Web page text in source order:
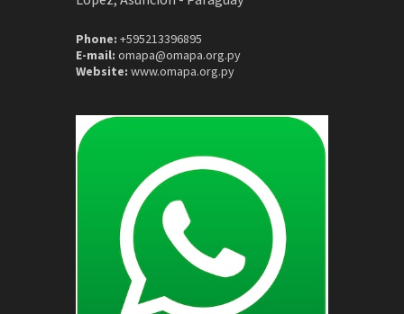
Phone: +595213396895
E-mail: omapa@omapa.org.py
Website: www.omapa.org.py